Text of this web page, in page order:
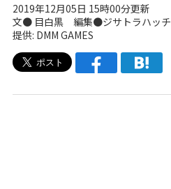
2019年12月05日 15時00分更新
文● 目白黒 編集●ジサトラハッチ
提供: DMM GAMES